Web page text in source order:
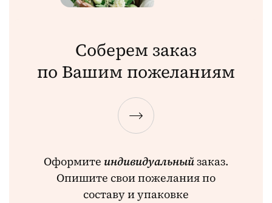
Соберем заказ
по Вашим пожеланиям
Оформите индивидуальныйзаказ.
Опишите свои пожелания по
составу и упаковке